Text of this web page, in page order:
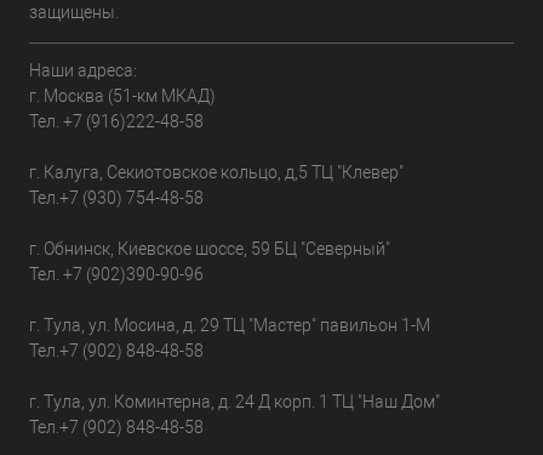
защищены.
Наши адреса:
г. Москва (51-км МКАД)
Тел. +7 (916)222-48-58
г. Калуга, Секиотовское кольцо, д,5 ТЦ "Клевер"
Тел. +7 (930) 754-48-58
г. Обнинск, Киевское шоссе, 59 БЦ "Северный"
Тел. +7 (902)390-90-96
г. Тула, ул. Мосина, д. 29 ТЦ "Мастер" павильон 1-М
Тел. +7 (902) 848-48-58
г. Тула, ул. Коминтерна, д. 24 Д корп. 1 ТЦ "Наш Дом"
Тел. +7 (902) 848-48-58